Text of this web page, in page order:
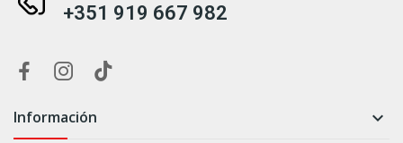
+351 919 667 982
Información 